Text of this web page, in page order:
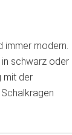
immer modern.
in schwarz oder
mit der